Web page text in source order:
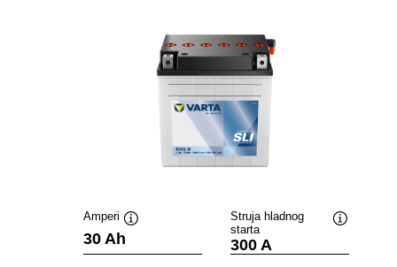
Amperi
30 Ah
Struja hladnog
starta
300 A